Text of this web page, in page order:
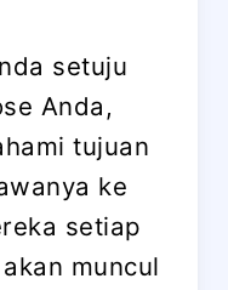
setuju
Anda,
tujuan
ke
setiap
muncul